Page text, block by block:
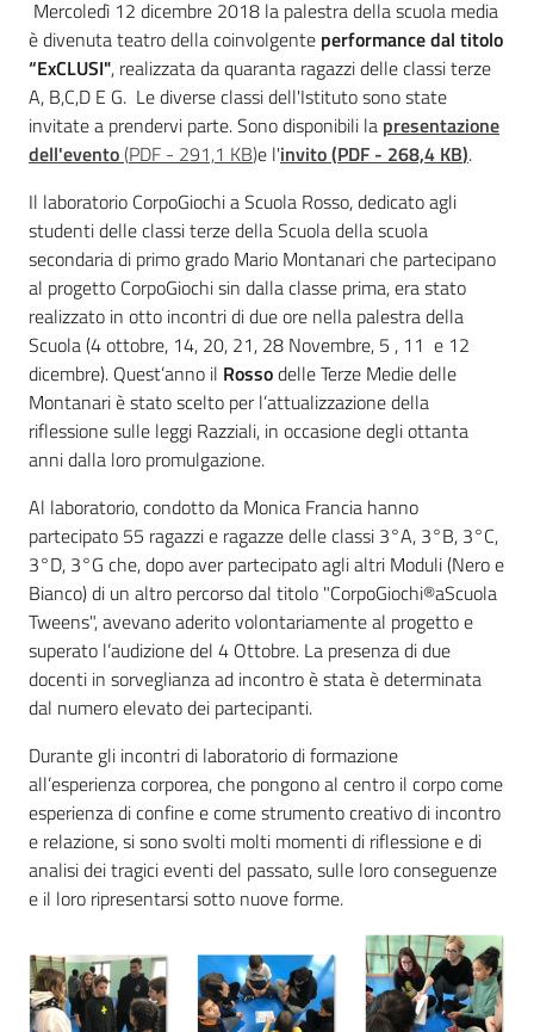
Mercoledì 12 dicembre 2018 la palestra della scuola media
è divenuta teatro della coinvolgente performance dal titolo
“ExCLUSI", realizzata da quaranta ragazzi delle classi terze
A, B,C,D E G. Le diverse classi dell'Istituto sono state
invitate a prendervi parte. Sono disponibili la presentazione
dell'evento(PDF - 291,1 KB)e l'invito(PDF - 268,4 KB).
Il laboratorio CorpoGiochi a Scuola Rosso, dedicato agli
studenti delle classi terze della Scuola della scuola
secondaria di primo grado Mario Montanari che partecipano
al progetto CorpoGiochi sin dalla classe prima, era stato
realizzato in otto incontri di due ore nella palestra della
Scuola (4 ottobre, 14, 20, 21, 28 Novembre, 5 , 11 e 12
dicembre). Quest’anno il Rossodelle Terze Medie delle
Montanari è stato scelto per l’attualizzazione della
riflessione sulle leggi Razziali, in occasione degli ottanta
anni dalla loro promulgazione.
Al laboratorio, condotto da Monica Francia hanno
partecipato 55 ragazzi e ragazze delle classi 3°A, 3°B, 3°C,
3°D, 3°G che, dopo aver partecipato agli altri Moduli (Nero e
Bianco) di un altro percorso dal titolo "CorpoGiochi®aScuola
Tweens", avevano aderito volontariamente al progetto e
superato l’audizione del 4 Ottobre. La presenza di due
docenti in sorveglianza ad incontro è stata è determinata
dal numero elevato dei partecipanti.
Durante gli incontri di laboratorio di formazione
all’esperienza corporea, che pongono al centro il corpo come
esperienza di confine e come strumento creativo di incontro
e relazione, si sono svolti molti momenti di riflessione e di
analisi dei tragici eventi del passato, sulle loro conseguenze
e il loro ripresentarsi sotto nuove forme.